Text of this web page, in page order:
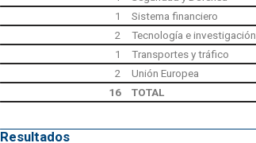
1
Sistema financiero
2
Tecnología e investigación
1
Transportes y tráfico
2
Unión Europea
16
TOTAL
Resultados